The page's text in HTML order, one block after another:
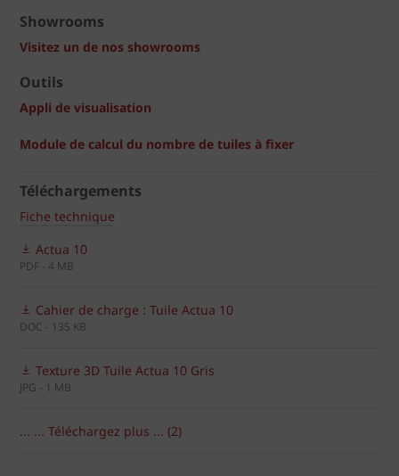
Showrooms
Visitez un de nos showrooms
Outils
Appli de visualisation
Module de calcul du nombre de tuiles à fixer
Téléchargements
Fiche technique
Actua 10
PDF - 4 MB
Cahier de charge : Tuile Actua 10
DOC - 135 KB
Texture 3D Tuile Actua 10 Gris
JPG - 1 MB
... ... Téléchargez plus ... (2)